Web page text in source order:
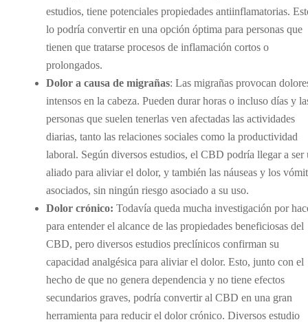
estudios, tiene potenciales propiedades antiinflamatorias.
lo podría convertir en una opción óptima para personas que
tienen que tratarse procesos de inflamación cortos o
prolongados.
Dolor a causa de migrañas: Las migrañas provocan
intensos en la cabeza. Pueden durar horas o incluso días y
personas que suelen tenerlas ven afectadas las actividades
diarias, tanto las relaciones sociales como la productividad
laboral. Según diversos estudios, el CBD podría llegar a ser
aliado para aliviar el dolor, y también las náuseas y los
asociados, sin ningún riesgo asociado a su uso.
Dolor crónico: Todavía queda mucha investigación por
para entender el alcance de las propiedades beneficiosas del
CBD, pero diversos estudios preclínicos confirman su
capacidad analgésica para aliviar el dolor. Esto, junto con el
hecho de que no genera dependencia y no tiene efectos
secundarios graves, podría convertir al CBD en una gran
herramienta para reducir el dolor crónico. Diversos estudio